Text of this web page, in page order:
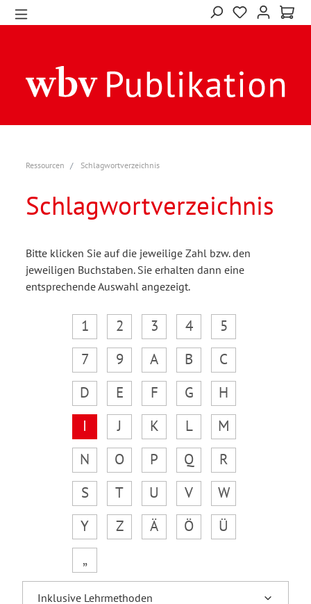
Ressourcen Schlagwortverzeichnis
Schlagwortverzeichnis
Bitte klicken Sie auf die jeweilige Zahl bzw. den
jeweiligen Buchstaben. Sie erhalten dann eine
entsprechende Auswahl angezeigt.
1 2 3 4
5
7
9 A B
C
D
E F G
H
I
J K L
M
N
O P Q
R
S
T U V
W
Y
Z Ä Ö
Ü
„